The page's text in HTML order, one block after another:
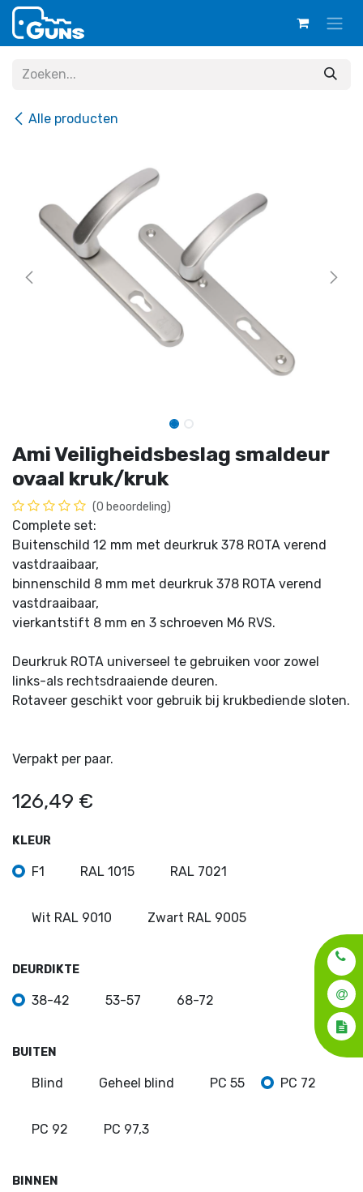
Overslaan naar inhoud
Alle producten
Ami Veiligheidsbeslag smaldeur
ovaal kruk/kruk
(0 beoordeling)
Complete set:
Buitenschild 12 mm met deurkruk 378 ROTA verend
vastdraaibaar,
binnenschild 8 mm met deurkruk 378 ROTA verend
vastdraaibaar,
vierkantstift 8 mm en 3 schroeven M6 RVS.
Deurkruk ROTA universeel te gebruiken voor zowel
links-als rechtsdraaiende deuren.
Rotaveer geschikt voor gebruik bij krukbediende sloten.
Verpakt per paar.
126,49 €
KLEUR
F1 RAL 1015 RAL 7021
Wit RAL 9010 Zwart RAL 9005
DEURDIKTE
38-42 53-57 68-72
BUITEN
Blind Geheel blind PC 55 PC 72
PC 92 PC 97,3
BINNEN